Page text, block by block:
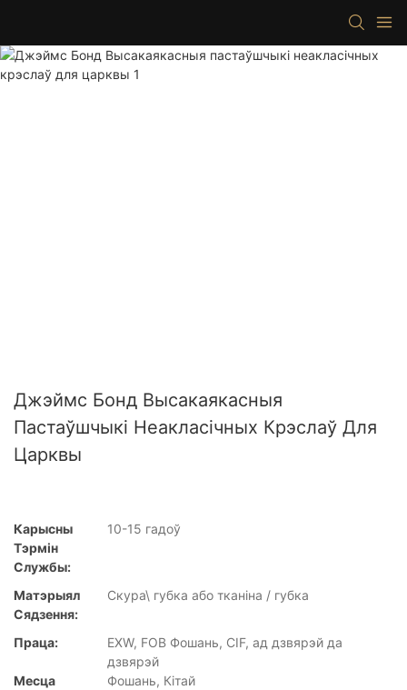
Джэймс Бонд Высакаякасныя
Пастаўшчыкі Неакласічных Крэслаў Для
Царквы
Карысны
Тэрмін
Службы:
10-15 гадоў
Матэрыял
Сядзення:
Скура\ губка або тканіна / губка
Праца:
EXW, FOB Фошань, CIF, ад дзвярэй да
дзвярэй
Месца
Фошань, Кітай